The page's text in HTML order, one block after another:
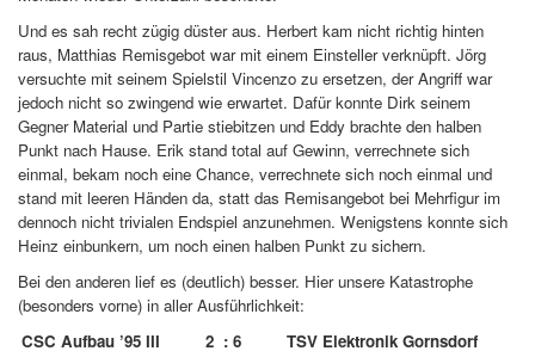
Und es sah recht zügig düster aus. Herbert kam nicht richtig hinten
raus, Matthias Remisgebot war mit einem Einsteller verknüpft. Jörg
versuchte mit seinem Spielstil Vincenzo zu ersetzen, der Angriff war
jedoch nicht so zwingend wie erwartet. Dafür konnte Dirk seinem
Gegner Material und Partie stiebitzen und Eddy brachte den halben
Punkt nach Hause. Erik stand total auf Gewinn, verrechnete sich
einmal, bekam noch eine Chance, verrechnete sich noch einmal und
stand mit leeren Händen da, statt das Remisangebot bei Mehrfigur im
dennoch nicht trivialen Endspiel anzunehmen. Wenigstens konnte sich
Heinz einbunkern, um noch einen halben Punkt zu sichern.
Bei den anderen lief es (deutlich) besser. Hier unsere Katastrophe
(besonders vorne) in aller Ausführlichkeit:
CSC Aufbau ’95 III
2 : 6
TSV Elektronik Gornsdorf